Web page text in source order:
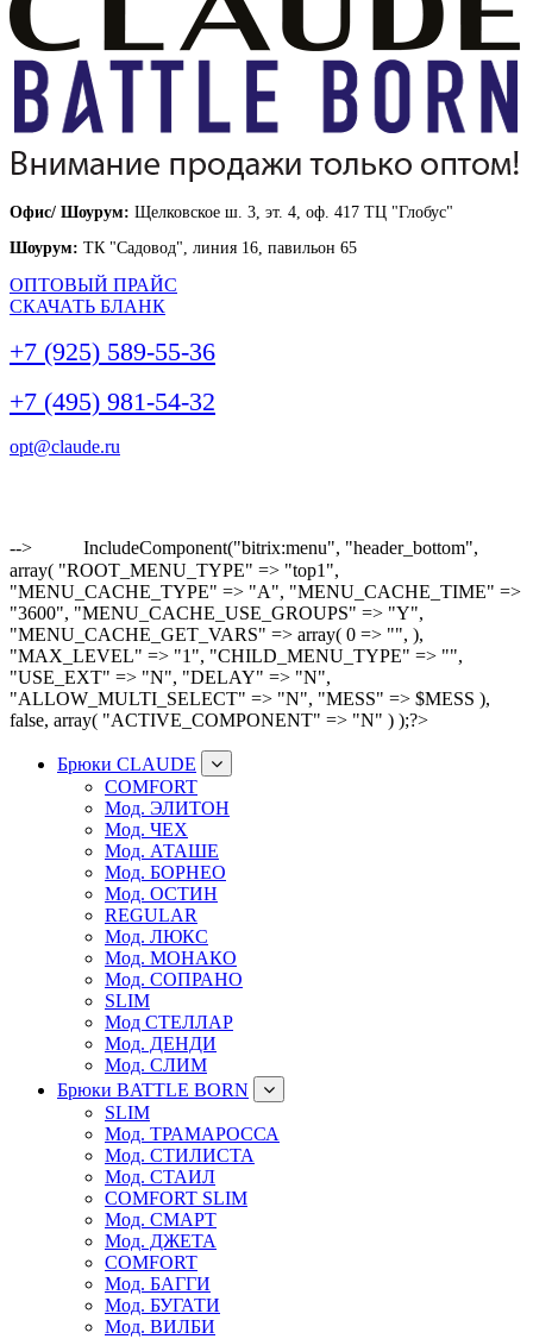
Офис/ Шоурум: Щелковское ш. 3, эт. 4, оф. 417 ТЦ "Глобус"
Шоурум: ТК "Садовод", линия 16, павильон 65
ОПТОВЫЙ ПРАЙС
СКАЧАТЬ БЛАНК
+7 (925) 589-55-36
+7 (495) 981-54-32
opt@claude.ru
-->
IncludeComponent("bitrix:menu", "header_bottom",
array( "ROOT_MENU_TYPE" => "top1",
"MENU_CACHE_TYPE" => "A", "MENU_CACHE_TIME" =>
"3600", "MENU_CACHE_USE_GROUPS" => "Y",
"MENU_CACHE_GET_VARS" => array( 0 => "", ),
"MAX_LEVEL" => "1", "CHILD_MENU_TYPE" => "",
"USE_EXT" => "N", "DELAY" => "N",
"ALLOW_MULTI_SELECT" => "N", "MESS" => $MESS ),
false, array( "ACTIVE_COMPONENT" => "N" ) );?>
Брюки CLAUDE
COMFORT
Мод. ЭЛИТОН
Мод. ЧЕХ
Мод. АТАШЕ
Мод. БОРНЕО
Мод. ОСТИН
REGULAR
Мод. ЛЮКС
Мод. МОНАКО
Мод. СОПРАНО
SLIM
Мод СТЕЛЛАР
Мод. ДЕНДИ
Мод. СЛИМ
Брюки BATTLE BORN
SLIM
Мод. ТРАМАРОССА
Мод. СТИЛИСТА
Мод. СТАИЛ
COMFORT SLIM
Мод. СМАРТ
Мод. ДЖЕТА
COMFORT
Мод. БАГГИ
Мод. БУГАТИ
Мод. ВИЛБИ